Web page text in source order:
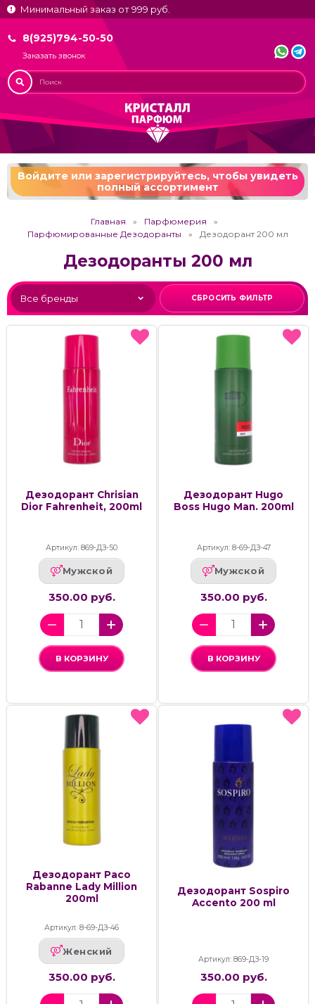
Минимальный заказ от 999 руб.
8(925)794-50-50
Заказать звонок
Войдите или зарегистрируйтесь,чтобы увидеть
полный ассортимент
Главная
Парфюмерия
Парфюмированные Дезодоранты
Дезодорант 200 мл
Дезодоранты 200 мл
СБРОСИТЬ ФИЛЬТР
Дезодорант Chrisian
Dior Fahrenheit, 200ml
Артикул: 869-ДЗ-50
Мужской
350.00 руб.
В КОРЗИНУ
Дезодорант Hugo
Boss Hugo Man. 200ml
Артикул: 8-69-ДЗ-47
Мужской
350.00 руб.
В КОРЗИНУ
Дезодорант Paco
Rabanne Lady Million
200ml
Артикул: 8-69-ДЗ-46
Женский
350.00 руб.
Дезодорант Sospiro
Accento 200 ml
Артикул: 869-ДЗ-19
350.00 руб.